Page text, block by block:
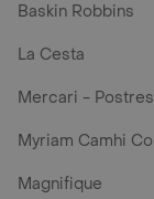
Baskin Robbins
La Cesta
Mercari - Postres
Myriam Camhi Co
Magnifique